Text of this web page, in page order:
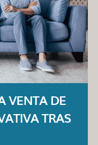
VENTA DE
TRAS